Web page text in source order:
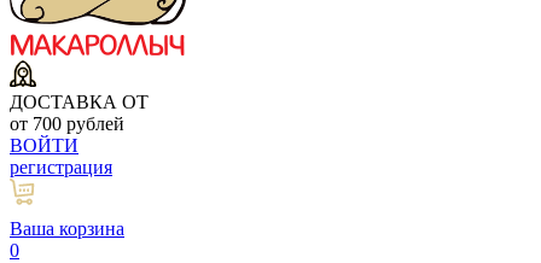
ДОСТАВКА ОТ
от 700 рублей
ВОЙТИ
регистрация
Ваша корзина
0